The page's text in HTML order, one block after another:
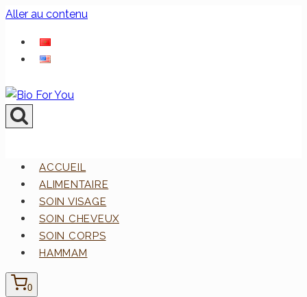
Aller au contenu
ACCUEIL
ALIMENTAIRE
SOIN VISAGE
SOIN CHEVEUX
SOIN CORPS
HAMMAM
0